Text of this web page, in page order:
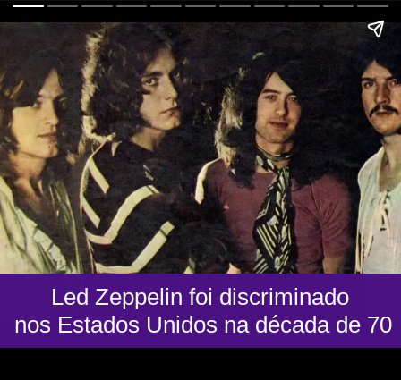
Led Zeppelin foi discriminado
nos Estados Unidos na década de 70